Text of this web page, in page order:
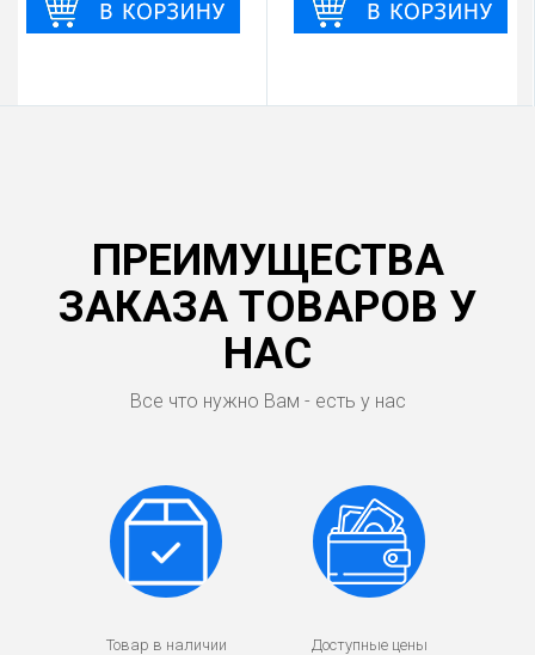
ПРЕИМУЩЕСТВА
ЗАКАЗА ТОВАРОВ У
НАС
Все что нужно Вам - есть у нас
Товар в наличии
Доступные цены